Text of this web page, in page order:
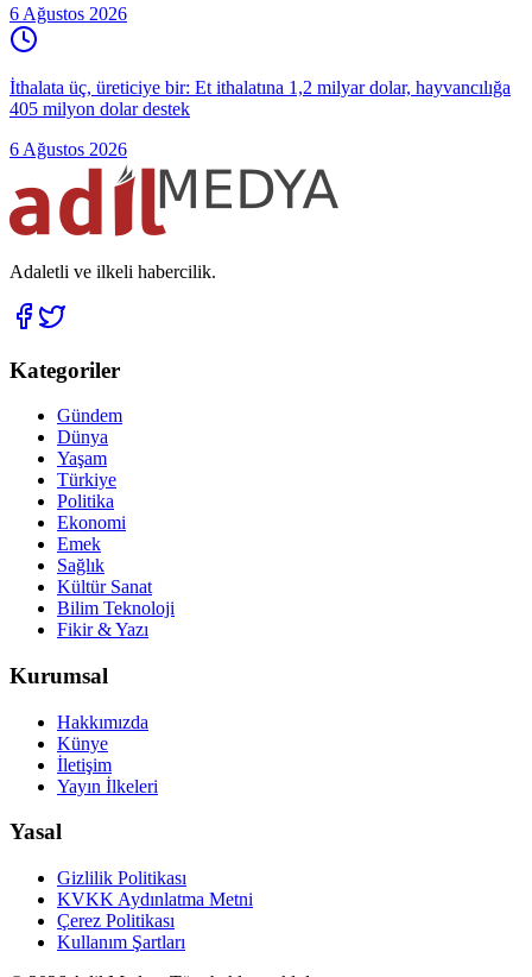
6 Ağustos 2026
İthalata üç, üreticiye bir: Et ithalatına 1,2 milyar dolar, hayvancılığa
405 milyon dolar destek
6 Ağustos 2026
Adaletli ve ilkeli habercilik.
Kategoriler
Gündem
Dünya
Yaşam
Türkiye
Politika
Ekonomi
Emek
Sağlık
Kültür Sanat
Bilim Teknoloji
Fikir & Yazı
Kurumsal
Hakkımızda
Künye
İletişim
Yayın İlkeleri
Yasal
Gizlilik Politikası
KVKK Aydınlatma Metni
Çerez Politikası
Kullanım Şartları